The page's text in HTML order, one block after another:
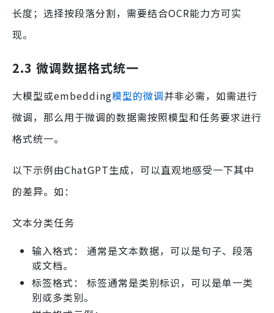
长度；选择按段落分割，需要结合OCR能力方可实
现。
2.3 微调数据格式统一
大模型或embedding模型的微调并非必需，如需进行
微调，那么用于微调的数据需按照模型和任务要求进行
格式统一。
以下示例由ChatGPT生成，可以直观地感受一下其中
的差异。如：
文本分类任务
输入格式： 通常是文本数据，可以是句子、段落
或文档。
标签格式： 标签通常是类别标识，可以是单一类
别或多类别。